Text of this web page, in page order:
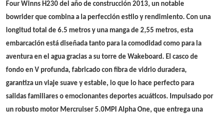
Four Winns H230 del año de construcción 2013, un notable
bowrider que combina a la perfección estilo y rendimiento. Con una
longitud total de 6.5 metros y una manga de 2,55 metros, esta
embarcación está diseñada tanto para la comodidad como para la
aventura en el agua gracias a su torre de Wakeboard. El casco de
fondo en V profunda, fabricado con fibra de vidrio duradera,
garantiza un viaje suave y estable, lo que lo hace perfecto para
salidas familiares o emocionantes deportes acuáticos. Impulsado por
un robusto motor Mercruiser 5.0MPI Alpha One, que entrega una